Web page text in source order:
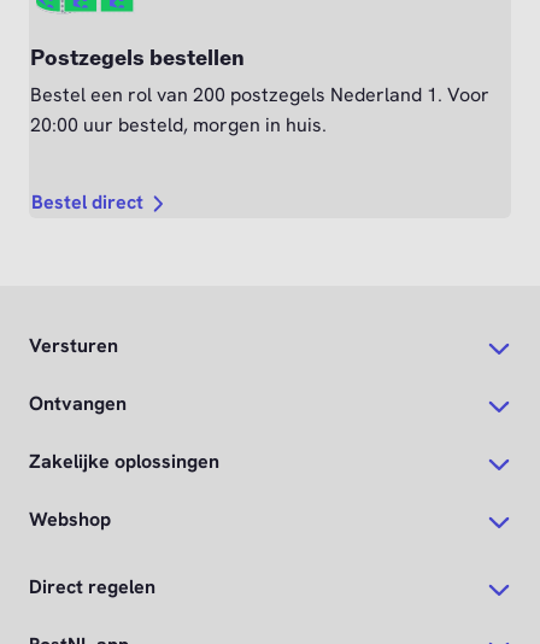
Postzegels bestellen
Bestel een rol van 200 postzegels Nederland 1. Voor
20:00 uur besteld, morgen in huis.
Bestel direct
Versturen
Ontvangen
Zakelijke oplossingen
Webshop
Direct regelen